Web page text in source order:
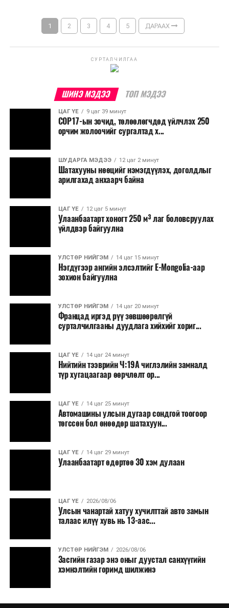
1 2 3 4 5 ДАРААХ
СУРТАЛЧИЛГАА
ШИНЭ МЭДЭЭ ТОП МЭДЭЭ
ЦАГ ҮЕ 9 цаг 39 минут
COP17-ын зочид, төлөөлөгчдөд үйлчлэх 250
орчим жолоочийг сургалтад х...
ШУДАРГА МЭДЭЭ 12 цаг 2 минут
Шатахууны нөөцийг нэмэгдүүлэх, доголдлыг
арилгахад анхаарч байна
ЦАГ ҮЕ 12 цаг 5 минут
Улаанбаатарт хоногт 250 м³ лаг боловсруулах
үйлдвэр байгуулна
УЛСТӨР НИЙГЭМ 14 цаг 15 минут
Нэгдүгээр ангийн элсэлтийг E-Mongolia-аар
зохион байгуулна
УЛСТӨР НИЙГЭМ 14 цаг 20 минут
Францад иргэд рүү зөвшөөрөлгүй
сурталчилгааны дуудлага хийхийг хориг...
ЦАГ ҮЕ 14 цаг 24 минут
Нийтийн тээврийн Ч:19А чиглэлийн замналд
түр хугацаагаар өөрчлөлт ор...
ЦАГ ҮЕ 14 цаг 25 минут
Автомашины улсын дугаар сондгой тоогоор
төгссөн бол өнөөдөр шатахуун...
ЦАГ ҮЕ 14 цаг 29 минут
Улаанбаатарт өдөртөө 30 хэм дулаан
ЦАГ ҮЕ 2026/08/06
Улсын чанартай хатуу хучилттай авто замын
талаас илүү хувь нь 13-аас...
УЛСТӨР НИЙГЭМ 2026/08/06
Засгийн газар энэ оныг дуустал санхүүгийн
хэмнэлтийн горимд шилжинэ